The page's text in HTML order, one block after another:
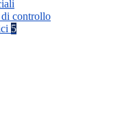
controllo
5